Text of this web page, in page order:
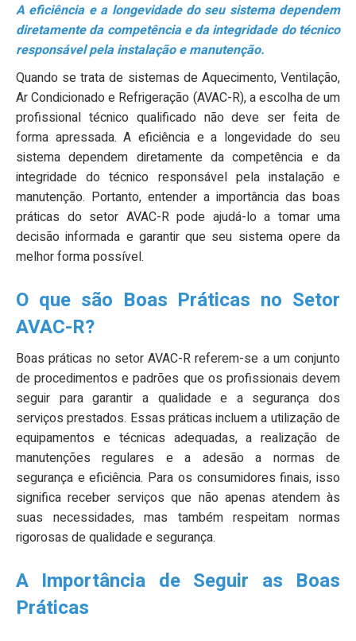
A eficiência e a longevidade do seu sistema dependem
diretamente da competência e da integridade do técnico
responsável pela instalação e manutenção.
Quando se trata de sistemas de Aquecimento, Ventilação,
Ar Condicionado e Refrigeração (AVAC-R), a escolha de um
profissional técnico qualificado não deve ser feita de
forma apressada. A eficiência e a longevidade do seu
sistema dependem diretamente da competência e da
integridade do técnico responsável pela instalação e
manutenção. Portanto, entender a importância das boas
práticas do setor AVAC-R pode ajudá-lo a tomar uma
decisão informada e garantir que seu sistema opere da
melhor forma possível.
O que são Boas Práticas no Setor
AVAC-R?
Boas práticas no setor AVAC-R referem-se a um conjunto
de procedimentos e padrões que os profissionais devem
seguir para garantir a qualidade e a segurança dos
serviços prestados. Essas práticas incluem a utilização de
equipamentos e técnicas adequadas, a realização de
manutenções regulares e a adesão a normas de
segurança e eficiência. Para os consumidores finais, isso
significa receber serviços que não apenas atendem às
suas necessidades, mas também respeitam normas
rigorosas de qualidade e segurança.
A Importância de Seguir as Boas
Práticas